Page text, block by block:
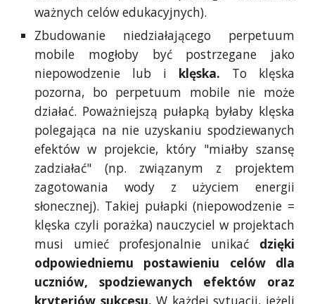
ważnych celów edukacyjnych).
Zbudowanie niedziałającego perpetuum
mobile mogłoby być postrzegane jako
niepowodzenie lub i klęska. To klęska
pozorna, bo perpetuum mobile nie może
działać. Poważniejszą pułapką byłaby klęska
polegająca na nie uzyskaniu spodziewanych
efektów w projekcie, który "miałby szansę
zadziałać" (np. związanym z projektem
zagotowania wody z użyciem energii
słonecznej). Takiej pułapki (niepowodzenie =
klęska czyli porażka) nauczyciel w projektach
musi umieć profesjonalnie unikać dzięki
odpowiedniemu postawieniu celów dla
uczniów, spodziewanych efektów oraz
kryteriów sukcesu.W każdej sytuacji, jeżeli